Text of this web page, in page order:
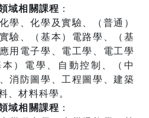
域相關課程 ：
學、化學及實驗、（普通）
驗、（基本）電路學、（基
用電子學、電工學、電工學
）電學、自動控制、（中
消防圖學、工程圖學、建築
、材料科學。
域相關課程 ：